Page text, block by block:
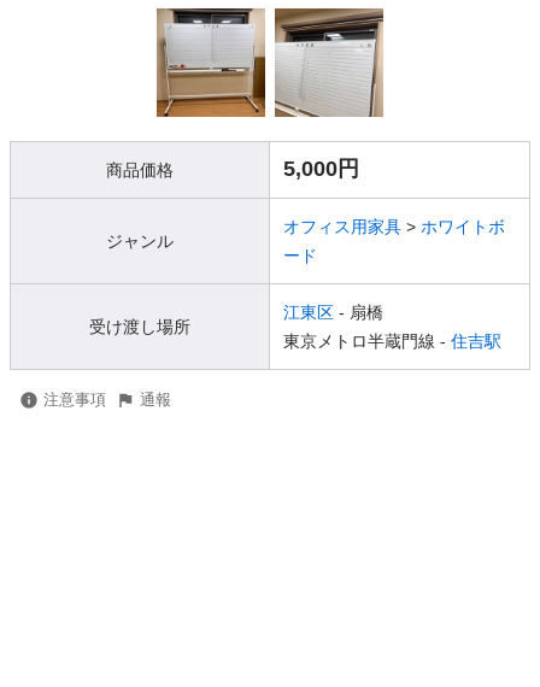
商品価格 5,000円
ジャンル
オフィス用家具 > ホワイトボ
ード
受け渡し場所
江東区 - 扇橋
東京メトロ半蔵門線 - 住吉駅
注意事項 通報